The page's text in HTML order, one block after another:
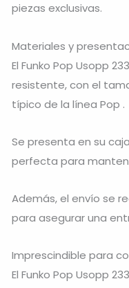
piezas exclusivas.
Materiales y
El Funko Pop Usopp
resistente, con el
típico de la línea Pop .
Se presenta en su
perfecta para
Además, el envío se
para asegurar una
Imprescindible para
El Funko Pop Usopp